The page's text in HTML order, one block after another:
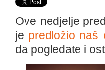
Ove nedjelje
je predložio naš
da pogledate i